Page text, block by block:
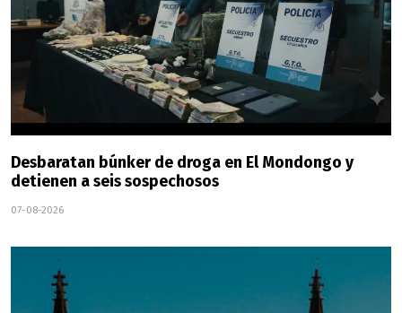
Desbaratan búnker de droga en El Mondongo y
detienen a seis sospechosos
07-08-2026